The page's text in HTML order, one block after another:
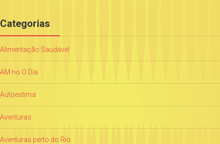
Categorias
Alimentação Saudável
AM no O Dia
Autoestima
Aventuras
Aventuras perto do Rio